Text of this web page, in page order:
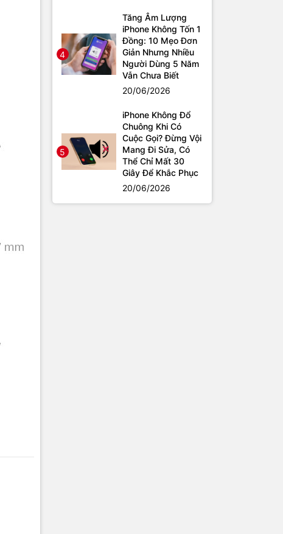
4
Tăng Âm Lượng
iPhone Không Tốn 1
Đồng: 10 Mẹo Đơn
Giản Nhưng Nhiều
Người Dùng 5 Năm
Vẫn Chưa Biết
20/06/2026
5
iPhone Không Đổ
Chuông Khi Có
Cuộc Gọi? Đừng Vội
Mang Đi Sửa, Có
Thể Chỉ Mất 30
Giây Để Khắc Phục
20/06/2026